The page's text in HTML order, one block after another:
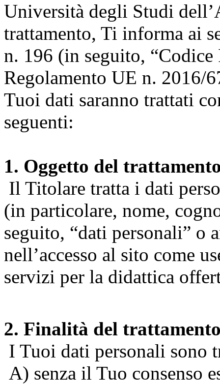
Università degli Studi
trattamento, Ti informa ai
n. 196 (in seguito, “Codice
Regolamento UE n. 2016/
Tuoi dati saranno trattati
seguenti:
1. Oggetto del
Il Titolare tratta i dati
(in particolare, nome,
seguito, “dati personali” o
nell’accesso al sito come
servizi per la didattica
2. Finalità del
I Tuoi dati personali sono
A) senza il Tuo consenso